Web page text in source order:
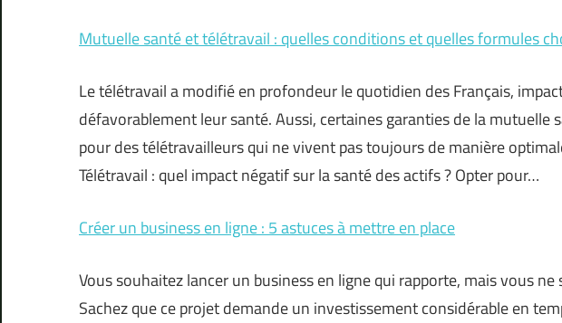
Mutuelle santé et télétravail : quelles conditions et quelles formules
Le télétravail a modifié en profondeur le quotidien des Français,
défavorablement leur santé. Aussi, certaines garanties de la
pour des télétravailleurs qui ne vivent pas toujours de manière
Télétravail : quel impact négatif sur la santé des actifs ? Opter pour…
Créer un business en ligne : 5 astuces à mettre en place
Vous souhaitez lancer un business en ligne qui rapporte, mais vous
Sachez que ce projet demande un investissement considérable en